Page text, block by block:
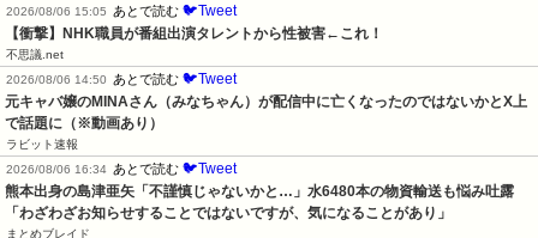
2026/08/06 15:05
あとで読む 🐦Tweet
【衝撃】NHK職員が番組出演タレントから性被害←これ！
不思議.net
2026/08/06 14:50
あとで読む 🐦Tweet
元キャバ嬢のMINAさん（みなちゃん）が配信中に亡くなったのではないかとX上
で話題に（※動画あり）
ラビット速報
2026/08/06 16:34 あとで読む 🐦Tweet
熊本出身の島津亜矢「不謹慎じゃないかと…」水6480本の物資輸送も悩み吐露
「わざわざお知らせすることではないですが、気になることがあり」
まとめブレイド